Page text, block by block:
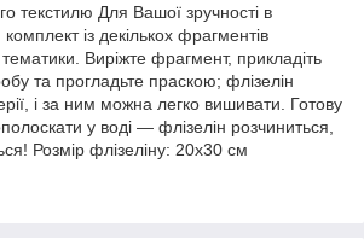
текстилю Для Вашої зручності в
комплект із декількох фрагментів
Виріжте фрагмент, прикладіть
та прогладьте праскою; флізелін
і за ним можна легко вишивати. Готову
у воді — флізелін розчиниться,
Розмір флізеліну: 20х30 см